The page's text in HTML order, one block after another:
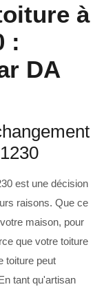
à
:
DA
est une décision
raisons. Que ce
maison, pour
que votre toiture
toiture peut
tant qu'artisan